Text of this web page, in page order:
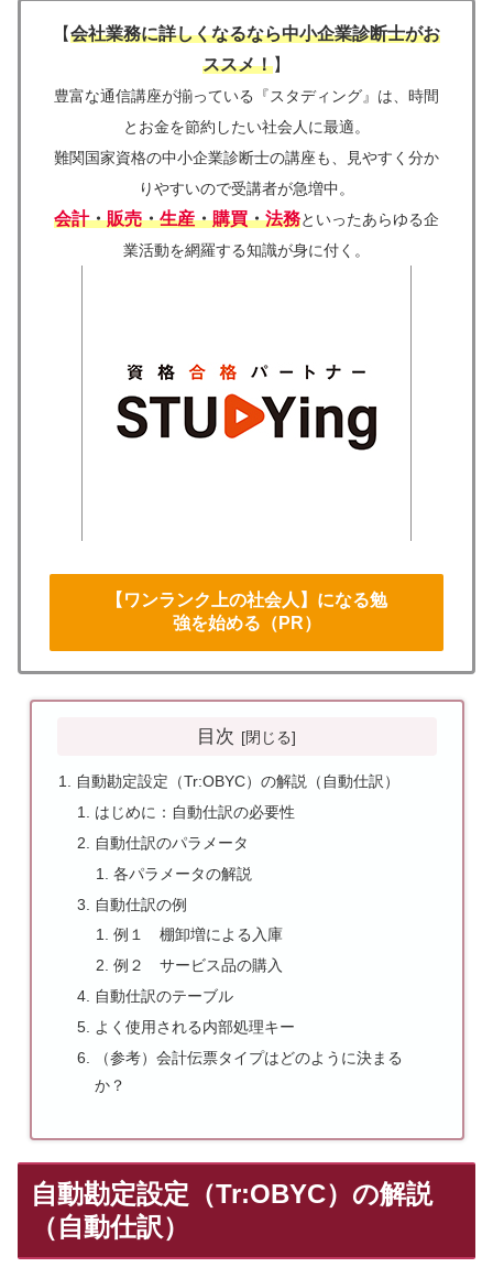
【会社業務に詳しくなるなら中小企業診断士がお
ススメ！】
豊富な通信講座が揃っている『スタディング』は、 時間
とお金を節約したい社会人に最適。
難関国家資格の中小企業診断士の講座も、見やすく分か
りやすいので受講者が急増中。
会計・販売・生産・購買・法務といったあらゆる企
業活動を網羅する知識が身に付く。
【ワンランク上の社会人】になる勉
強を始める（PR）
目次
自動勘定設定（Tr:OBYC）の解説（自動仕訳）
はじめに：自動仕訳の必要性
自動仕訳のパラメータ
各パラメータの解説
自動仕訳の例
例１ 棚卸増による入庫
例２ サービス品の購入
自動仕訳のテーブル
よく使用される内部処理キー
（参考）会計伝票タイプはどのように決まる
か？
自動勘定設定（Tr:OBYC）の解説
（自動仕訳）